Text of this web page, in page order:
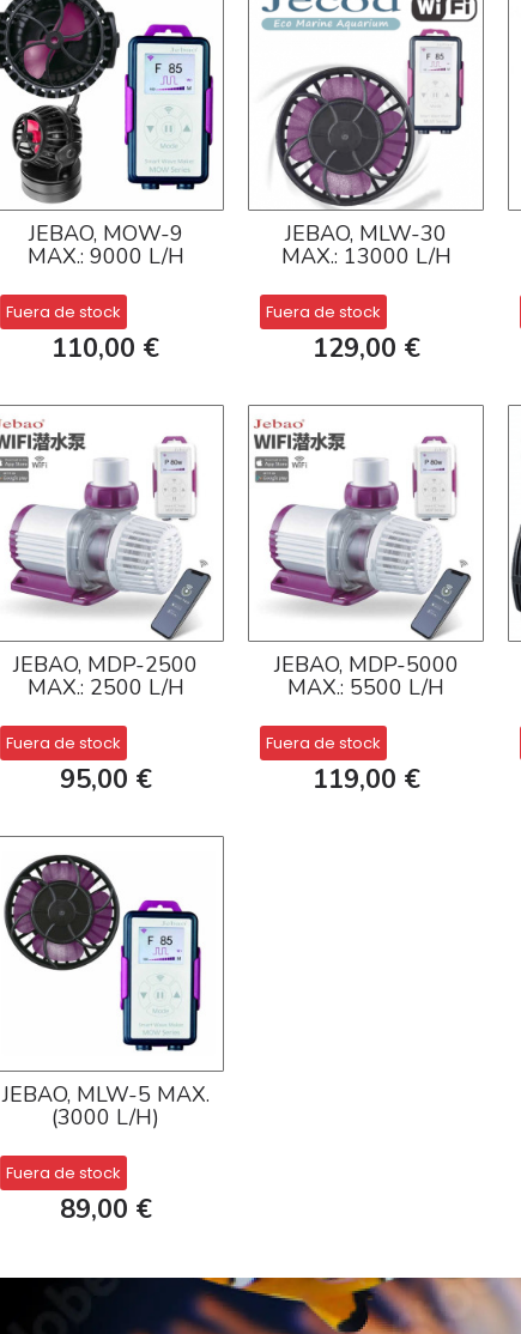
JEBAO, MOW-9
MAX.: 9000 L/H
Fuera de stock
110,00 €
JEBAO, MLW-30
MAX.: 13000 L/H
Fuera de stock
129,00 €
JEBAO, MDP-2500
MAX.: 2500 L/H
Fuera de stock
95,00 €
JEBAO, MDP-5000
MAX.: 5500 L/H
Fuera de stock
119,00 €
JEBAO, MLW-5 MAX.
(3000 L/H)
Fuera de stock
89,00 €